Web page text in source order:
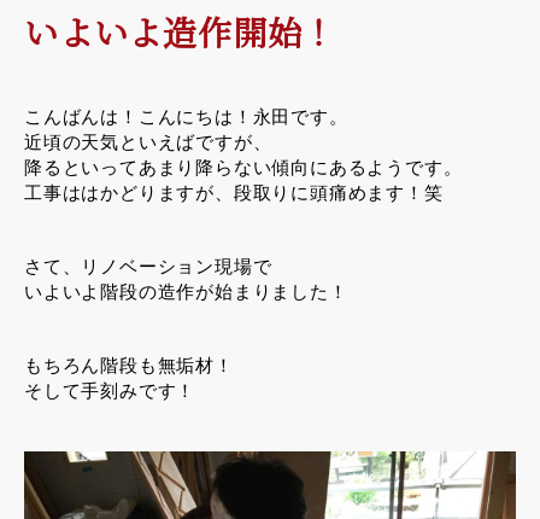
いよいよ造作開始！
こんばんは！こんにちは！永田です。
近頃の天気といえばですが、
降るといってあまり降らない傾向にあるようです。
工事ははかどりますが、段取りに頭痛めます！笑
さて、リノベーション現場で
いよいよ階段の造作が始まりました！
もちろん階段も無垢材！
そして手刻みです！